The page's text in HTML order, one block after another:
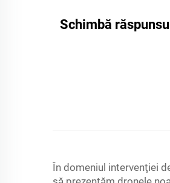
Schimbă
În domeniul intervenţiei